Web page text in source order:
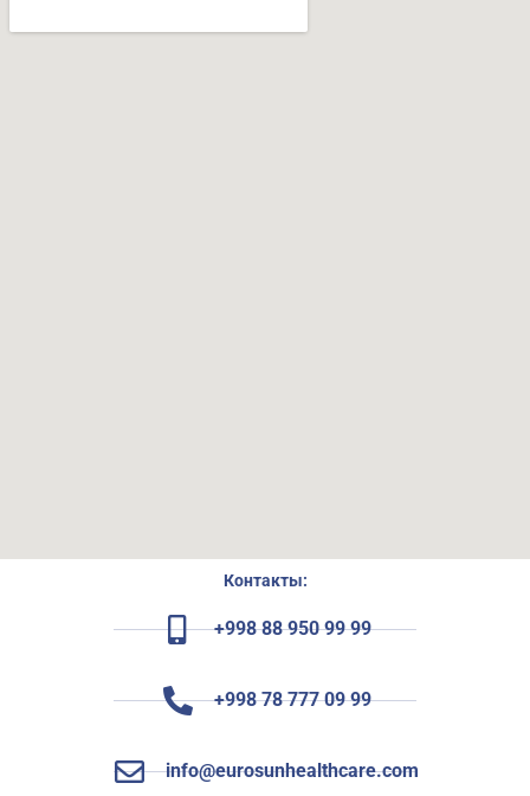
Контакты:
+998 88 950 99 99
+998 78 777 09 99
info@eurosunhealthcare.com